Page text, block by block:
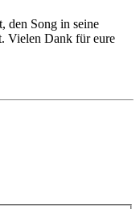
den Song in seine
Vielen Dank für eure